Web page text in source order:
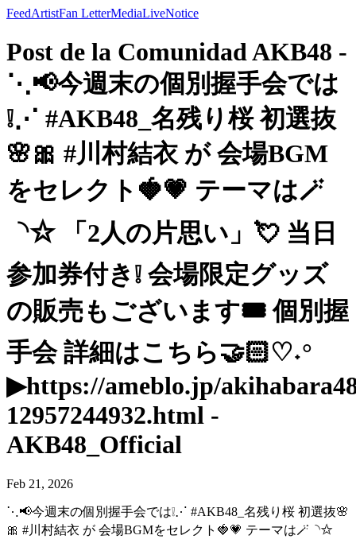
FeedArtistFan LetterMediaLiveNotice
Post de la Comunidad AKB48 -
⋱📢今週末の個別握手会では
❕⋰ #AKB48_名残り桜 初選抜
🌸🎀 #川村結衣 が 会場BGM
をセレクト🍓💗 テーマは🪄
◝✩ 「2人の片思い」💘 当日
参加券付き❕ 会場限定グッズ
の販売もございます🎟️ 個別握
手会 詳細はこちら🤝🏻♡˖°
▶︎https://ameblo.jp/
12957244932.html -
AKB48_Official
Feb 21, 2026
⋱📢今週末の個別握手会では❕⋰ #AKB48_名残り桜 初選抜🌸
🎀 #川村結衣 が 会場BGMをセレクト🍓💗 テーマは🪄◝✩